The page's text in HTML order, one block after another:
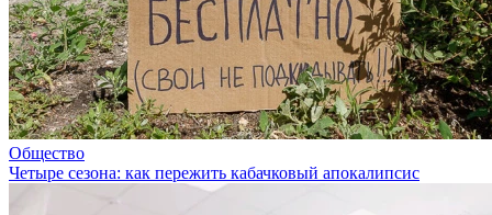
Общество
Четыре сезона: как пережить кабачковый апокалипсис